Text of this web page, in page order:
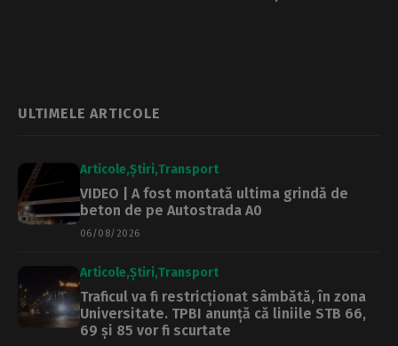
verzi
ULTIMELE ARTICOLE
Articole Știri Transport
VIDEO | A fost montată ultima grindă de
beton de pe Autostrada A0
06/08/2026
Articole Știri Transport
Traficul va fi restricționat sâmbătă, în zona
Universitate. TPBI anunță că liniile STB 66,
69 și 85 vor fi scurtate